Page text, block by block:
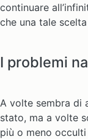
continuare
che una tale
I problemi
A volte sembra di
stato, ma a volte
più o meno